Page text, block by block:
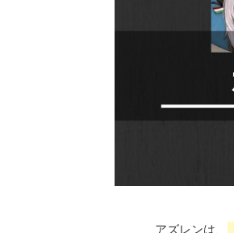
アズレンは、